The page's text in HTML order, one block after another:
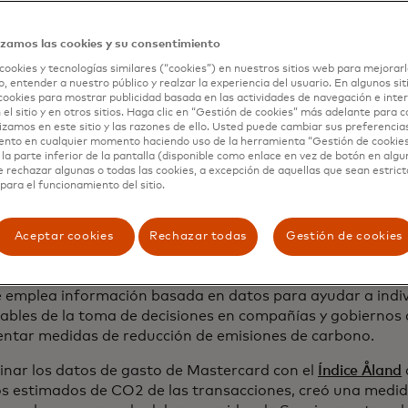
de carbono, según el Panel Intergubernamental sobre
de científicos internacionales reunido por la ONU. En
cambios socioculturales y de consumo personal como
del impacto climático, ayudando a hacer retroceder
globales y cumplir con los compromisos
Facilitar que las personas usen formas de transporte
de origen vegetal, por ejemplo, podría reducir las
efecto invernadero entre un 40% y un 70% para 2050.
dónde empezamos a realizar los cambios necesarios
con tanta urgencia? Una herramienta que puede
impactantes es elÍndice de Consumo Sostenible,
, una compañía fintech líder en impacto que
innovadoras para impulsar la acción climática y el
emplea información basada en datos para ayudar a
de la toma de decisiones en compañías y gobiernos
medidas de reducción de emisiones de carbono.
los datos de gasto de Mastercard con el Índice Åland
estimados de CO2 de las transacciones, creó una
las cookies y su consentimiento
y tecnologías similares (“cookies”) en nuestros sitios web para
entender a nuestro público y realzar la experiencia del usuario. En algunos
para mostrar publicidad basada en las actividades de navegación e
el sitio y en otros sitios. Haga clic en “Gestión de cookies” más adelante para
en este sitio y las razones de ello. Usted puede cambiar sus
en cualquier momento haciendo uso de la herramienta “Gestión de
la parte inferior de la pantalla (disponible como enlace en vez de botón en
rechazar algunas o todas las cookies, a excepción de aquellas que sean
el funcionamiento del sitio.
Aceptar cookies Rechazar todas Gestión de cookies